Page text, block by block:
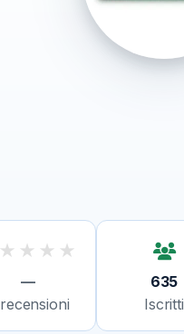
★ ★ ★ ★
—
recensioni
635
Iscritti